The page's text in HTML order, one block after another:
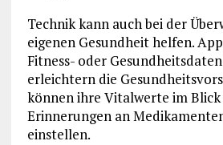
Technik kann auch bei der
eigenen Gesundheit helfen.
Fitness- oder
erleichtern die
können ihre Vitalwerte im
Erinnerungen an
einstellen.